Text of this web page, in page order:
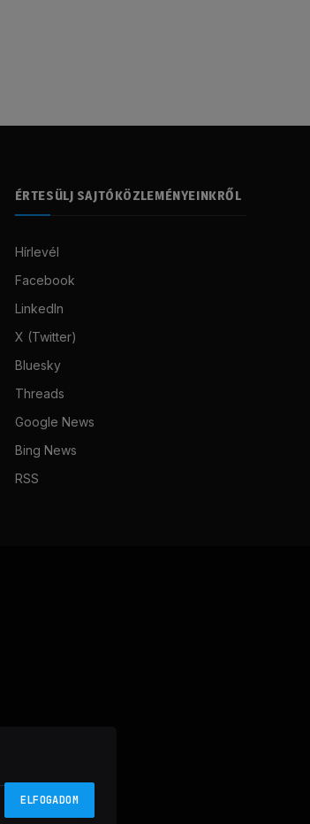
ÉRTESÜLJ SAJTÓKÖZLEMÉNYEINKRŐL
Hírlevél
Facebook
LinkedIn
X (Twitter)
Bluesky
Threads
Google News
Bing News
RSS
ELFOGADOM